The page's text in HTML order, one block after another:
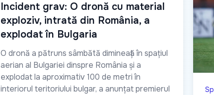
Incident grav: O dronă cu material
exploziv, intrată din România, a
explodat în Bulgaria
O dronă a pătruns sâmbătă dimineață în spațiul
aerian al Bulgariei dinspre România și a
explodat la aproximativ 100 de metri în
interiorul teritoriului bulgar, a anunțat premierul